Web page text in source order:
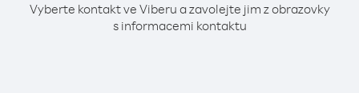
Vyberte kontakt ve Viberu a zavolejte jim z obrazovky
s informacemi kontaktu